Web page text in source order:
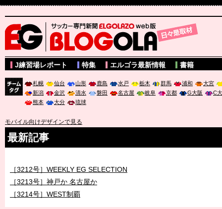
サッカー専門新聞ELGOLAZO web版 BLOGOLA
J練習場レポート 特集 エルゴラ最新情報 書籍
札幌 仙台 山形 鹿島 水戸 栃木 群馬 浦和
大宮
新潟
金沢 清水 磐田 名古屋 岐阜 京都 G大阪
C
熊本
大分 琉球
モバイル向けデザインで見る
最新記事
［3212号］WEEKLY EG SELECTION
［3213号］神戸か 名古屋か
［3214号］WEST制覇